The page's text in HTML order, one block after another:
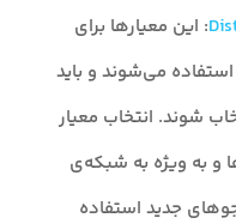
: این معیارها برای
می‌شوند و باید
شوند. انتخاب معیار
و به ویژه به شبکه‌ی
جدید استفاده